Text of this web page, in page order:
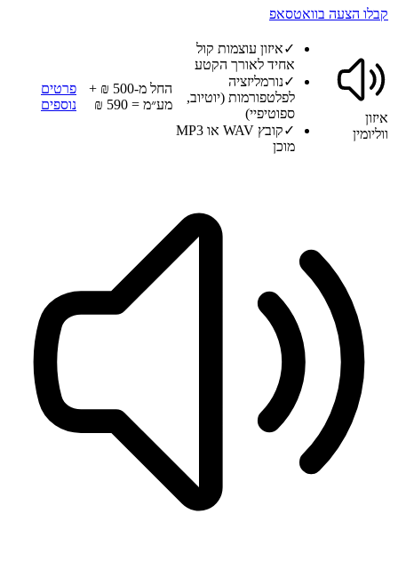
קבלו הצעה בוואטסאפ
איזון
ווליומין
✓איזון עוצמות קול
אחיד לאורך הקטע
✓נורמליזציה
לפלטפורמות (יוטיוב,
ספוטיפיי)
✓
קובץ WAV או MP3
מוכן
החל מ-500 ₪ +
מע״מ = 590 ₪
פרטים
נוספים